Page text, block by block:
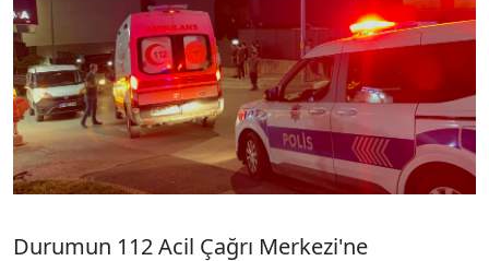
Durumun 112 Acil Çağrı Merkezi'ne